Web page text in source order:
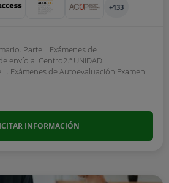
+133
Parte I. Exámenes de
envío al Centro2.ª UNIDAD
II. Exámenes de Autoevaluación.Examen
INFORMACIÓN